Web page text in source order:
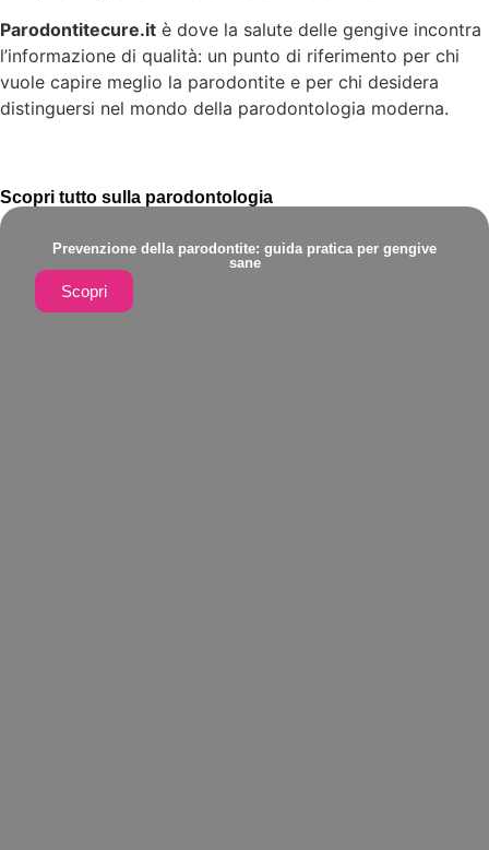
Parodontitecure.it è dove la salute delle gengive incontra
l’informazione di qualità: un punto di riferimento per chi
vuole capire meglio la parodontite e per chi desidera
distinguersi nel mondo della parodontologia moderna.
Scopri tutto sulla parodontologia
Prevenzione della parodontite: guida pratica per gengive
sane
Scopri